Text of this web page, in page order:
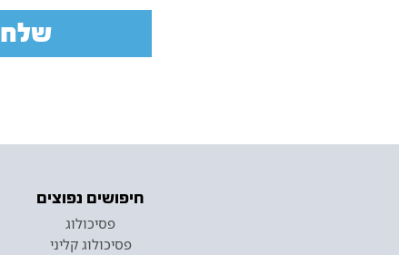
שלח
חיפושים נפוצים
פסיכולוג
פסיכולוג קליני